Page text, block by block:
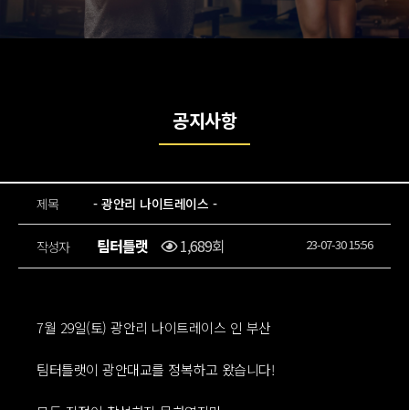
공지사항
제목 - 광안리 나이트레이스 -
작성자 팀터틀랫 1,689회 23-07-30 15:56
7월 29일(토) 광안리 나이트레이스 인 부산
팀터틀랫이 광안대교를 정복하고 왔습니다!